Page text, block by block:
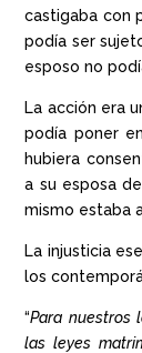
castigaba con
podía ser
esposo no
La acción era
podía poner
hubiera
a su esposa
mismo estaba
La injusticia
los
“Para nuestros
las leyes